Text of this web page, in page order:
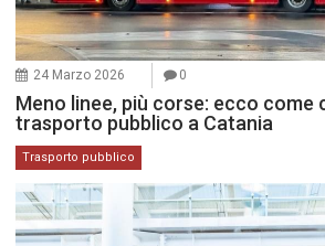
24 Marzo 2026 0
Meno linee, più corse: ecco come
trasporto pubblico a Catania
Trasporto pubblico